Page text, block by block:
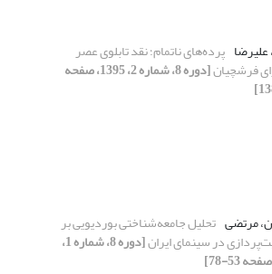
پرده‌های ناتمام؛ نقد تابلوی عصر
فرشچیان [دوره 8، شماره 2، 1395، صفحه
مرتضی تحلیل جامعه‌شناختی بوردیویی بر
در سینمای ایران [دوره 8، شماره 1،